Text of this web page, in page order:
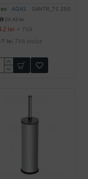
AQAS SANTR_TC 250
20,43 lei
lei + TVA
lei TVA inclus